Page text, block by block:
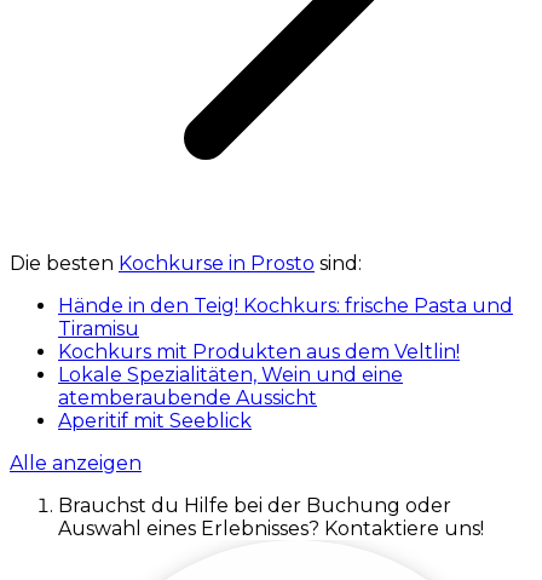
Die besten Kochkurse in Prosto sind:
Hände in den Teig! Kochkurs: frische Pasta und
Tiramisu
Kochkurs mit Produkten aus dem Veltlin!
Lokale Spezialitäten, Wein und eine
atemberaubende Aussicht
Aperitif mit Seeblick
Alle anzeigen
Brauchst du Hilfe bei der Buchung oder
Auswahl eines Erlebnisses? Kontaktiere uns!